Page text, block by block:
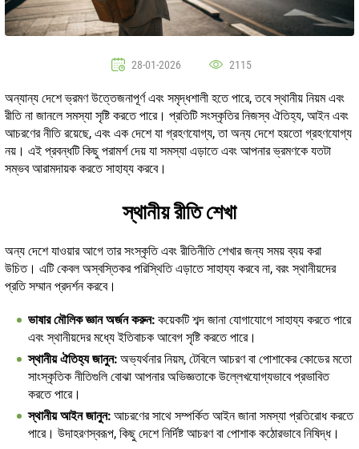
28-01-2026 2115
অন্যান্য দেশে ভ্রমণ উত্তেজনাপূর্ণ এবং সমৃদ্ধশালী হতে পারে, তবে স্থানীয় নিয়ম এবং
রীতি না জানলে সমস্যা সৃষ্টি করতে পারে। প্রতিটি সংস্কৃতির নিজস্ব ঐতিহ্য, আইন এবং
আচরণের নীতি রয়েছে, এবং এক দেশে যা গ্রহণযোগ্য, তা অন্য দেশে হয়তো গ্রহণযোগ্য
নয়। এই প্রবন্ধটি কিছু পরামর্শ দেয় যা সমস্যা এড়াতে এবং আপনার ভ্রমণকে যতটা
সম্ভব আরামদায়ক করতে সাহায্য করবে।
স্থানীয় রীতি শেখা
অন্য দেশে যাওয়ার আগে তার সংস্কৃতি এবং রীতিনীতি শেখার জন্য সময় ব্যয় করা
উচিত। এটি কেবল অস্বস্তিকর পরিস্থিতি এড়াতে সাহায্য করবে না, বরং স্থানীয়দের
প্রতি সম্মান প্রদর্শন করবে।
ভাষার মৌলিক জ্ঞান অর্জন করুন: কয়েকটি শব্দ জানা যোগাযোগে সাহায্য করতে পারে
এবং স্থানীয়দের মধ্যে ইতিবাচক আবেগ সৃষ্টি করতে পারে।
স্থানীয় ঐতিহ্য জানুন: অভ্যর্থনার নিয়ম, টেবিলে আচরণ বা পোশাকের কোডের মতো
সাংস্কৃতিক নীতিগুলি বোঝা আপনার অভিজ্ঞতাকে উল্লেখযোগ্যভাবে প্রভাবিত
করতে পারে।
স্থানীয় আইন জানুন: আচরণের সাথে সম্পর্কিত আইন জানা সমস্যা প্রতিরোধ করতে
পারে। উদাহরণস্বরূপ, কিছু দেশে নির্দিষ্ট আচরণ বা পোশাক কঠোরভাবে নিষিদ্ধ।